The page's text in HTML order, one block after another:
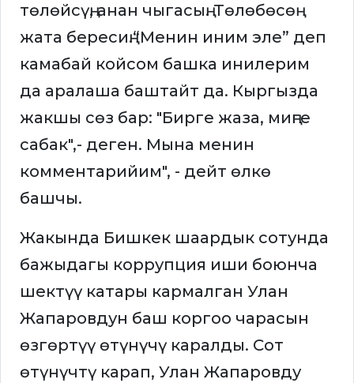
төлөйсүң, анан чыгасың. Төлөбөсөң
жата бересиң.“Менин иним эле” деп
камабай койсом башка инилерим
да аралаша баштайт да. Кыргызда
жакшы сөз бар: "Бирге жаза, миңге
сабак",- деген. Мына менин
комментарийим", - дейт өлкө
башчы.
Жакында Бишкек шаардык сотунда
бажыдагы коррупция иши боюнча
шектүү катары кармалган Улан
Жапаровдун баш коргоо чарасын
өзгөртүү өтүнүчү каралды. Сот
өтүнүчтү карап, Улан Жапаровду